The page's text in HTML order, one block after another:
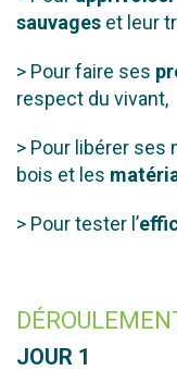
sauvages et leur
> Pour faire ses
respect du vivant,
> Pour libérer ses
bois et les
> Pour tester l’
JOUR 1